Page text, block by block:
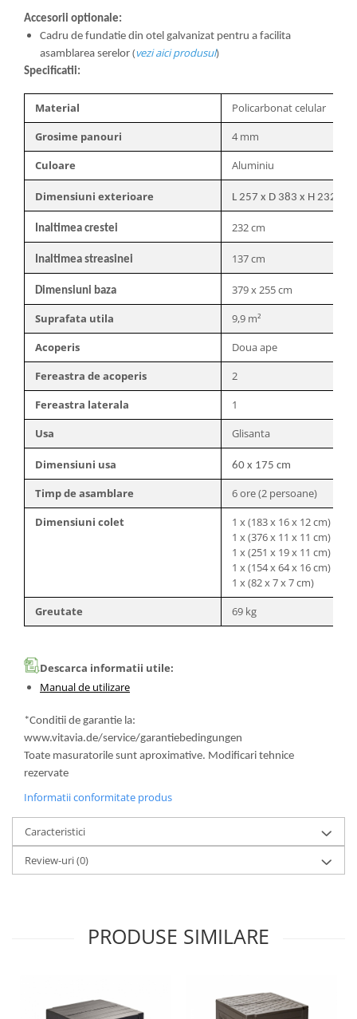
Accesorii optionale:
Cadru de fundatie din otel galvanizat pentru a facilita
asamblarea serelor (vezi aici produsul)
Specificatii:
Material
Policarbonat celular
Grosime panouri
4 mm
Culoare
Aluminiu
Dimensiuni exterioare L 257 x D 383 x H 232 cm
Inaltimea crestei 232 cm
Inaltimea streasinei 137 cm
Dimensiuni baza
379 x 255 cm
Suprafata utila
9,9 m²
Acoperis
Doua ape
Fereastra de acoperis
2
Fereastra laterala
1
Usa
Glisanta
Dimensiuni usa 60 x 175 cm
Timp de asamblare
6 ore (2 persoane)
Dimensiuni colet
1 x (183 x 16 x 12 cm)
1 x (376 x 11 x 11 cm)
1 x (251 x 19 x 11 cm)
1 x (154 x 64 x 16 cm)
1 x (82 x 7 x 7 cm)
Greutate
69 kg
Descarca informatii utile:
Manual de utilizare
*Conditii de garantie la:
www.vitavia.de/service/garantiebedingungen
Toate masuratorile sunt aproximative. Modificari tehnice
rezervate
Informatii conformitate produs
Caracteristici
Review-uri(0)
PRODUSE SIMILARE